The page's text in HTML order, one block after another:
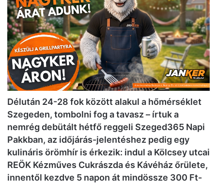
Délután 24-28 fok között alakul a hőmérséklet
Szegeden, tombolni fog a tavasz – írtuk a
nemrég debütált hétfő reggeli Szeged365 Napi
Pakkban, az időjárás-jelentéshez pedig egy
kulináris örömhír is érkezik: indul a Kölcsey utcai
REÖK Kézműves Cukrászda és Kávéház őrülete,
innentől kezdve 5 napon át mindössze 300 Ft-